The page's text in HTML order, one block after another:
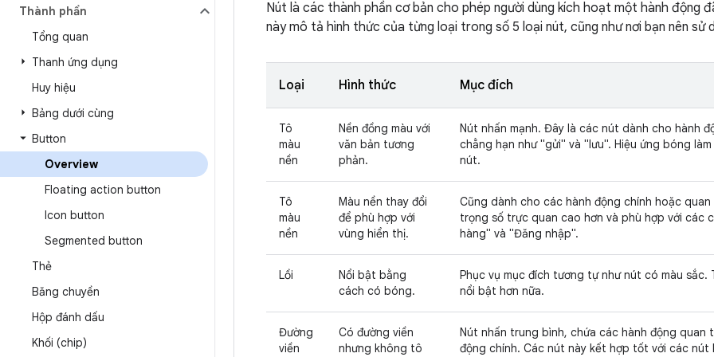
Thành phần
Tổng quan
Thanh ứng dụng
Huy hiệu
Bảng dưới cùng
Button
Overview
Floating action button
Icon button
Segmented button
Thẻ
Băng chuyền
Hộp đánh dấu
Khối (chip)
Nút là các thành phần cơ bản cho phép người dùng kích hoạt một hành động
này mô tả hình thức của từng loại trong số 5 loại nút, cũng như nơi bạn nên sử
Loại Hình thức Mục đích
Tô
màu
nền
Nền đồng màu với
văn bản tương
phản.
Nút nhấn mạnh. Đây là các nút dành cho hành
chẳng hạn như "gửi" và "lưu". Hiệu ứng bóng
nút.
Tô
màu
nền
Màu nền thay đổi
để phù hợp với
vùng hiển thị.
Cũng dành cho các hành động chính hoặc
trọng số trực quan cao hơn và phù hợp với các
hàng" và "Đăng nhập".
Lồi
Nổi bật bằng
cách có bóng.
Phục vụ mục đích tương tự như nút có màu
nổi bật hơn nữa.
Đường
viền
Có đường viền
nhưng không tô
Nút nhấn trung bình, chứa các hành động quan
động chính. Các nút này kết hợp tốt với các nút